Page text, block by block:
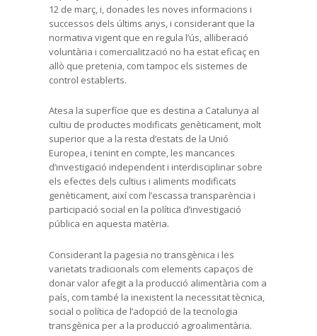
12 de març, i, donades les noves informacions i
successos dels últims anys, i considerant que la
normativa vigent que en regula l’ús, alliberació
voluntària i comercialització no ha estat eficaç en
allò que pretenia, com tampoc els sistemes de
control establerts.
Atesa la superfície que es destina a Catalunya al
cultiu de productes modificats genèticament, molt
superior que a la resta d’estats de la Unió
Europea, i tenint en compte, les mancances
d’investigació independent i interdisciplinar sobre
els efectes dels cultius i aliments modificats
genèticament, així com l’escassa transparència i
participació social en la política d’investigació
pública en aquesta matèria.
Considerant la pagesia no transgènica i les
varietats tradicionals com elements capaços de
donar valor afegit a la producció alimentària com a
país, com també la inexistent la necessitat tècnica,
social o política de l’adopció de la tecnologia
transgènica per a la producció agroalimentària.